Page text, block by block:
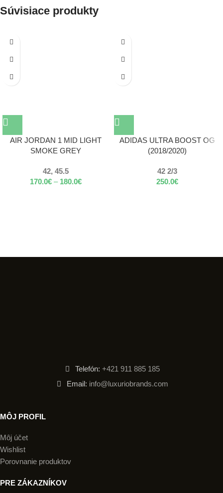
Súvisiace produkty
AIR JORDAN 1 MID LIGHT
SMOKE GREY
42, 45.5
170.0€ – 180.0€
ADIDAS ULTRA BOOST OG
(2018/2020)
42 2/3
250.0€
Telefón: +421 911 885 185
Email: info@luxuriobrands.com
MÔJ PROFIL
Môj účet
Wishlist
Porovnanie produktov
PRE ZÁKAZNÍKOV